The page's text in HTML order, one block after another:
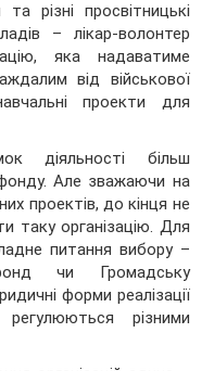
та різні просвітницькі
– лікар-волонтер
яка надаватиме
від військової
проекти для
діяльності більш
Але зважаючи на
проектів, до кінця не
таку організацію. Для
питання вибору –
чи Громадську
форми реалізації
регулюються різними